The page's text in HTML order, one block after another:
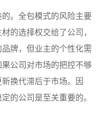
。全包模式的风险主要
的选择权交给了公司，
牌，但业主的个性化需
公司对市场的把控不够
换代滞后于市场。因
的公司是至关重要的。